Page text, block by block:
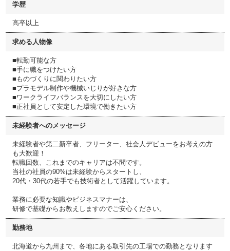
学歴
高卒以上
求める人物像
■転勤可能な方
■手に職をつけたい方
■ものづくりに関わりたい方
■プラモデル制作や機械いじりが好きな方
■ワークライフバランスを大切にしたい方
■正社員として安定した環境で働きたい方
未経験者へのメッセージ
未経験者や第二新卒者、フリーター、社会人デビューをお考えの方
も大歓迎！
転職回数、これまでのキャリアは不問です。
当社の社員の90%は未経験からスタートし、
20代・30代の若手でも技術者として活躍しています。
業務に必要な知識やビジネスマナーは、
研修で基礎からお教えしますのでご安心ください。
勤務地
北海道から九州まで、各地にある取引先の工場での勤務となります